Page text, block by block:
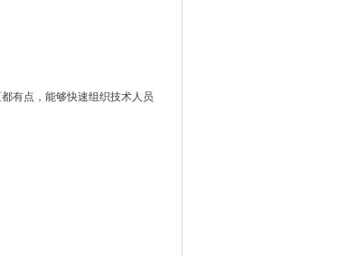
有点，能够快速组织技术人员